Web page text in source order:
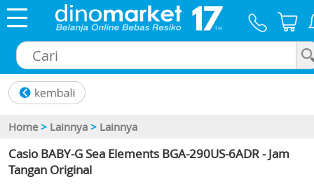
Home > Lainnya > Lainnya
Casio BABY-G Sea Elements BGA-290US-6ADR - Jam
Tangan Original